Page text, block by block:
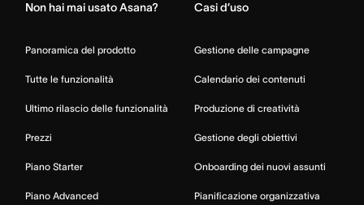
Non hai mai usato Asana?
Panoramica del prodotto
Tutte le funzionalità
Ultimo rilascio delle funzionalità
Prezzi
Piano Starter
Piano Advanced
Casi d’uso
Gestione delle campagne
Calendario dei contenuti
Produzione di creatività
Gestione degli obiettivi
Onboarding dei nuovi assunti
Pianificazione organizzativa